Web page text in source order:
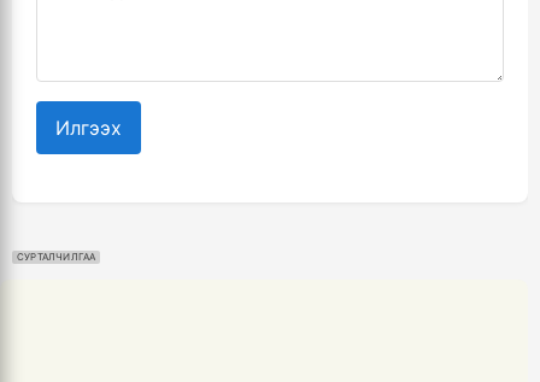
Илгээх
СУРТАЛЧИЛГАА